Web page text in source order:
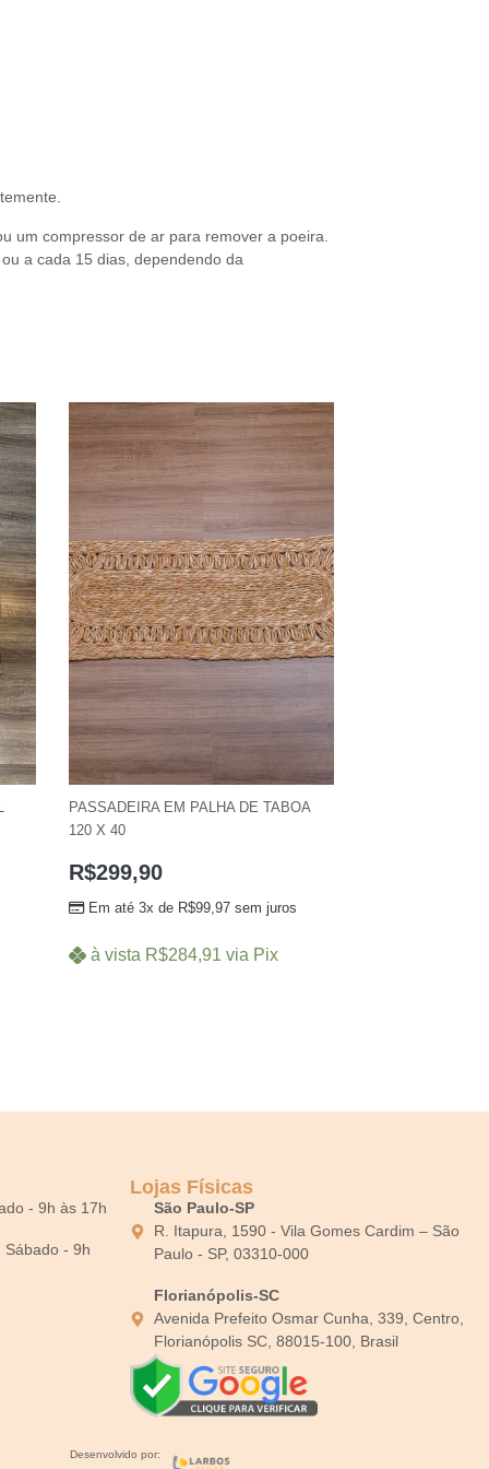
um compressor de ar para remover a poeira.
a cada 15 dias, dependendo da
PASSADEIRA EM PALHA DE TABOA
120 X 40
R$299,90
Em até 3x de R$99,97 sem juros
à vista R$284,91 via Pix
- 9h às 17h
Sábado - 9h
Lojas Físicas
São Paulo-SP
R. Itapura, 1590 - Vila Gomes Cardim – São
Paulo - SP, 03310-000
Florianópolis-SC
Avenida Prefeito Osmar Cunha, 339, Centro,
Florianópolis SC, 88015-100, Brasil
Desenvolvido por: